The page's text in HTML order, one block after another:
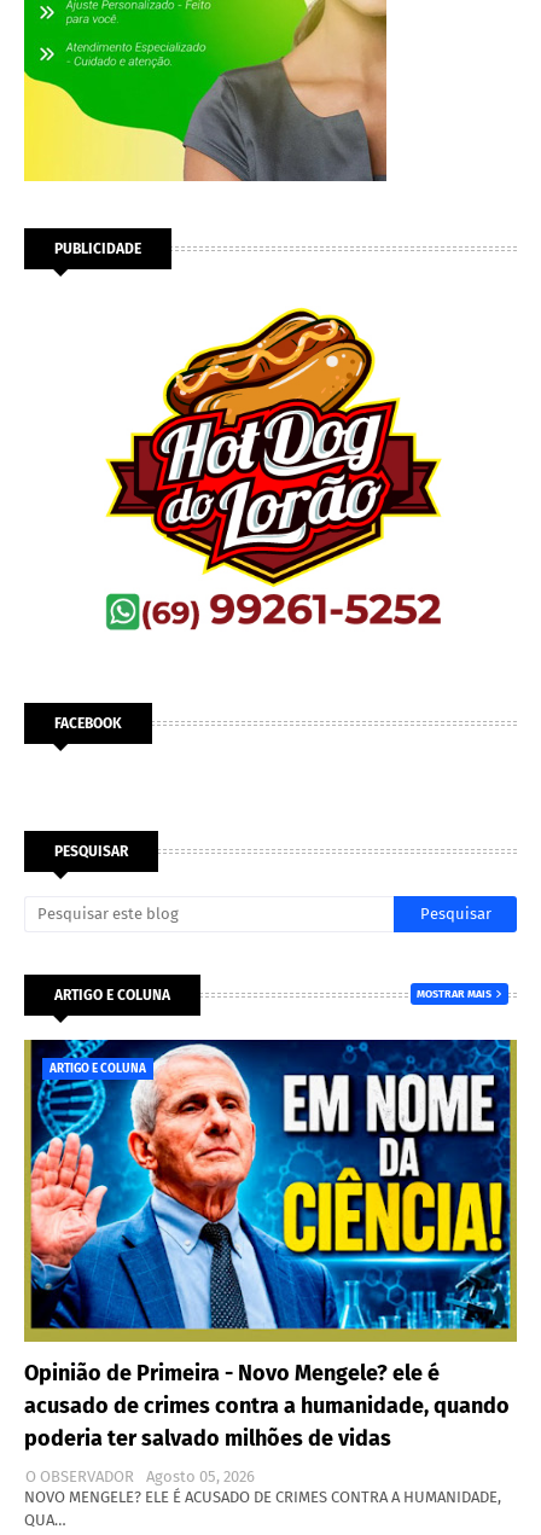
PUBLICIDADE
FACEBOOK
PESQUISAR
ARTIGO E COLUNA MOSTRAR MAIS
ARTIGO E COLUNA
Opinião de Primeira - Novo Mengele? ele é
acusado de crimes contra a humanidade, quando
poderia ter salvado milhões de vidas
O OBSERVADOR
Agosto 05, 2026
NOVO MENGELE? ELE É ACUSADO DE CRIMES CONTRA A HUMANIDADE,
QUA…